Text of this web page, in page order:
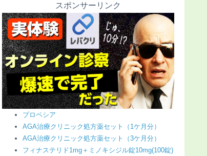
スポンサーリンク
プロペシア
AGA治療クリニック処方薬セット（1ケ月分）
AGA治療クリニック処方薬セット（3ケ月分）
フィナステリド1mg＋ミノキシジル錠10mg(100錠)